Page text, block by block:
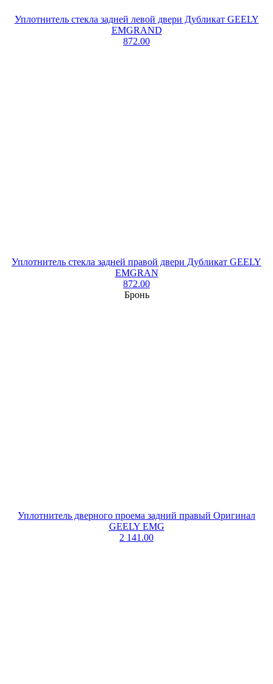
Уплотнитель стекла задней левой двери Дубликат GEELY
EMGRAND
872.00
Уплотнитель стекла задней правой двери Дубликат GEELY
EMGRAN
872.00
Бронь
Уплотнитель дверного проема задний правый Оригинал
GEELY EMG
2 141.00